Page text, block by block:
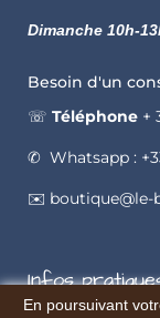
En poursuivant
Dimanche 10h-
Besoin d'un
☏ Téléphone +
✆ Whatsapp :
✉️ boutique@le-
Infos